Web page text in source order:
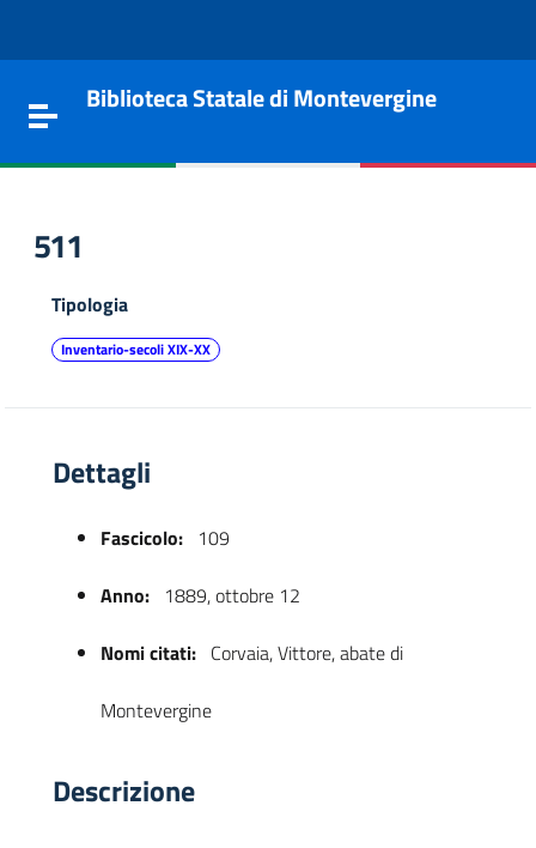
Toggle navigation
Biblioteca Statale di Montevergine
511
Tipologia
Inventario-secoli XIX-XX
Dettagli
Fascicolo: 109
Anno: 1889, ottobre 12
Nomi citati: Corvaia, Vittore, abate di
Montevergine
Descrizione